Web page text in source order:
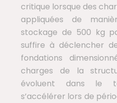
critique lorsque des
appliquées de
stockage de 500 kg
suffire à déclencher
fondations
charges de la
évoluent dans le
s’accélérer lors de